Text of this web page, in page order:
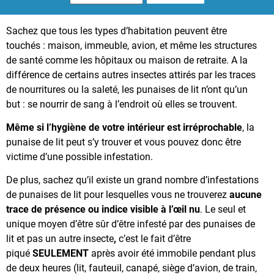
Sachez que tous les types d’habitation peuvent être
touchés : maison, immeuble, avion, et même les structures
de santé comme les hôpitaux ou maison de retraite. A la
différence de certains autres insectes attirés par les traces
de nourritures ou la saleté, les punaises de lit n’ont qu’un
but : se nourrir de sang à l’endroit où elles se trouvent.
Même si l’hygiène de votre intérieur est irréprochable, la
punaise de lit peut s’y trouver et vous pouvez donc être
victime d’une possible infestation.
De plus, sachez qu’il existe un grand nombre d’infestations
de punaises de lit pour lesquelles vous ne trouverez aucune
trace de présence ou indice visible à l’œil nu. Le seul et
unique moyen d’être sûr d’être infesté par des punaises de
lit et pas un autre insecte, c’est le fait d’être
piqué SEULEMENT après avoir été immobile pendant plus
de deux heures (lit, fauteuil, canapé, siège d’avion, de train,